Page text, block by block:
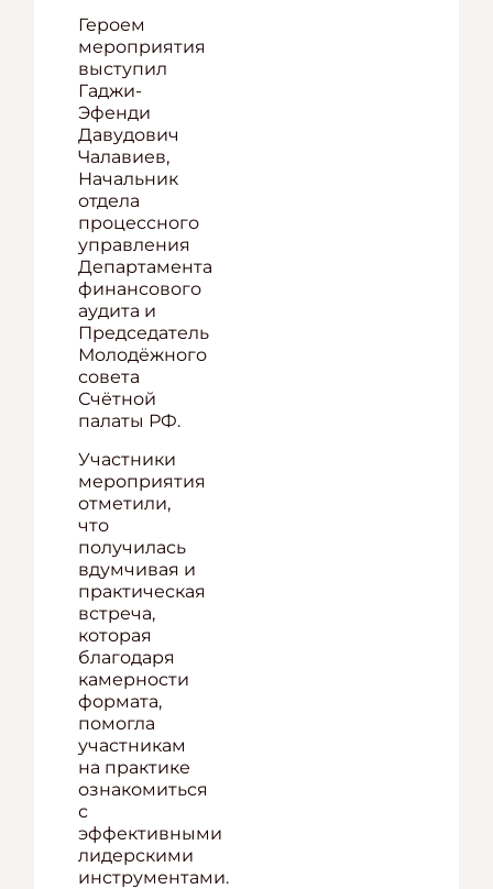
Героем
мероприятия
выступил
Гаджи-
Эфенди
Давудович
Чалавиев,
Начальник
отдела
процессного
управления
Департамента
финансового
аудита и
Председатель
Молодёжного
совета
Счётной
палаты РФ.
Участники
мероприятия
отметили,
что
получилась
вдумчивая и
практическая
встреча,
которая
благодаря
камерности
формата,
помогла
участникам
на практике
ознакомиться
с
эффективными
лидерскими
инструментами.